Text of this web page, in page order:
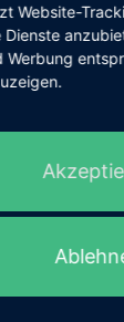
nahm
konnten
Website-
Dienste
Werbung